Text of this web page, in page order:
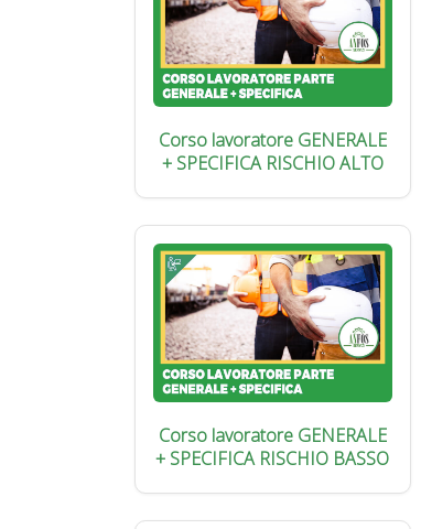
Corso lavoratore GENERALE
+ SPECIFICA RISCHIO ALTO
Corso lavoratore GENERALE
+ SPECIFICA RISCHIO BASSO